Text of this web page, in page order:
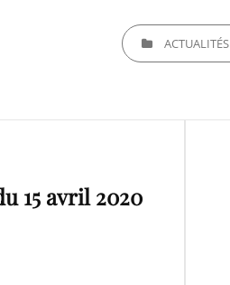
CATEGORIESACTUALITÉS
15 avril 2020